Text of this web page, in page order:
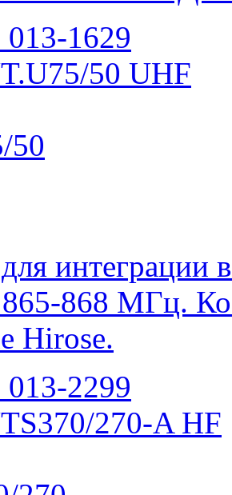
1629
50 UHF
интеграции
865-868 МГц.
Hirose.
2299
270-A HF